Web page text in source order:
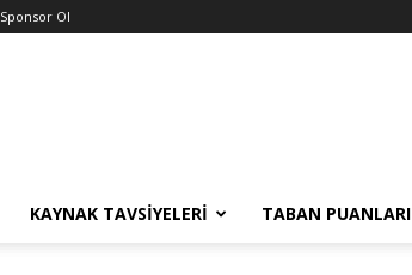
Sponsor Ol
KAYNAK TAVSIYELERI TABAN PUANLARI